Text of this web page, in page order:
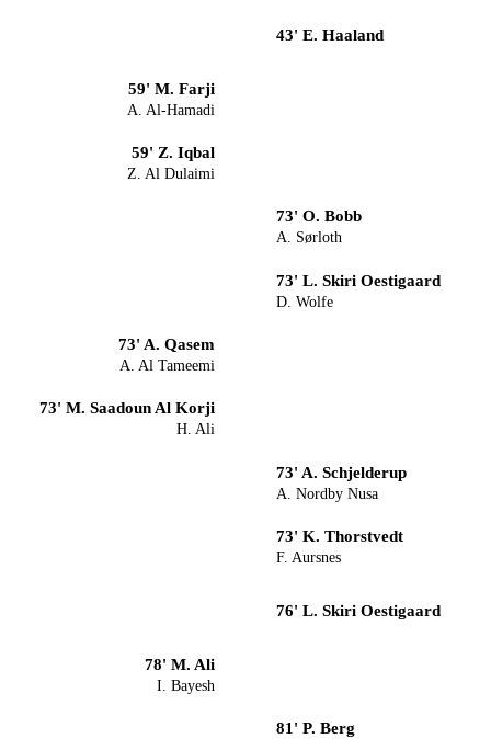
43' E. Haaland
59' M. Farji
A. Al-Hamadi
59' Z. Iqbal
Z. Al Dulaimi
73' O. Bobb
A. Sørloth
73' L. Skiri Oestigaard
D. Wolfe
73' A. Qasem
A. Al Tameemi
73' M. Saadoun Al Korji
H. Ali
73' A. Schjelderup
A. Nordby Nusa
73' K. Thorstvedt
F. Aursnes
76' L. Skiri Oestigaard
78' M. Ali
I. Bayesh
81' P. Berg